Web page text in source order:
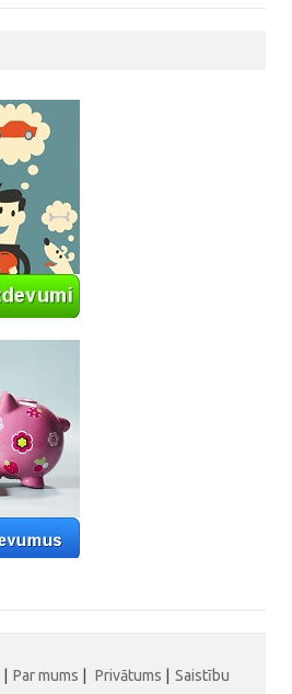
Par mums Privātums Saistību